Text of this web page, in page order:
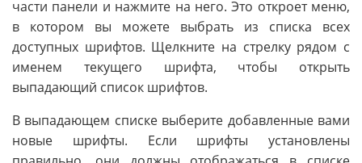
части панели и нажмите на него. Это откроет меню,
в котором вы можете выбрать из списка всех
доступных шрифтов. Щелкните на стрелку рядом с
именем текущего шрифта, чтобы открыть
выпадающий список шрифтов.
В выпадающем списке выберите добавленные вами
новые шрифты. Если шрифты установлены